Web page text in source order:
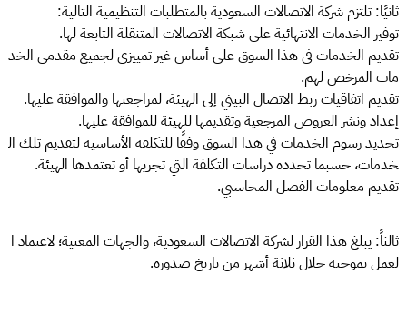
ثانيًا: تلتزم شركة الاتصالات السعودية بالمتطلبات التنظيمية التالية:
توفير الخدمات الانتهائية على شبكة الاتصالات المتنقلة التابعة لها.
تقديم الخدمات في هذا السوق على أساس غير تمييزي لجميع مقدمي الخد
مات المرخص لهم.
تقديم اتفاقيات ربط الاتصال البيني إلى الهيئة، لمراجعتها والموافقة عليها.
إعداد ونشر العروض المرجعية وتقديمها للهيئة للموافقة عليها.
تحديد رسوم الخدمات في هذا السوق وفقًا للتكلفة الأساسية لتقديم تلك ال
خدمات، حسبما تحدده دراسات التكلفة التي تجريها أو تعتمدها الهيئة.
تقديم معلومات الفصل المحاسبي.
ثالثاً: يبلغ هذا القرار لشركة الاتصالات السعودية، والجهات المعنية؛ لاعتماد ا
لعمل بموجبه خلال ثلاثة أشهر من تاريخ صدوره.